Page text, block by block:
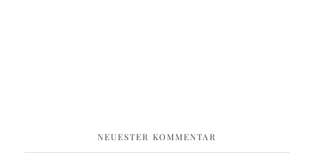
NEUESTER KOMMENTAR